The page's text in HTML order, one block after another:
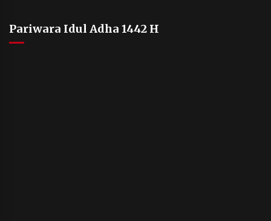
Pariwara Idul Adha 1442 H